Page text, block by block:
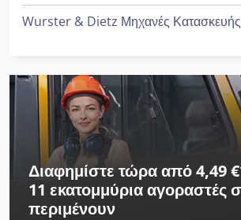
Wurster & Dietz Μηχανές
Διαφημίστε τώρα από 4,49 €
11 εκατομμύρια αγοραστές
περιμένουν